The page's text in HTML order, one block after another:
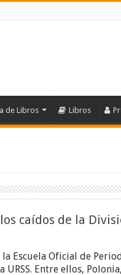
de Libros Libros
caídos de la
Escuela Oficial de
Entre ellos,